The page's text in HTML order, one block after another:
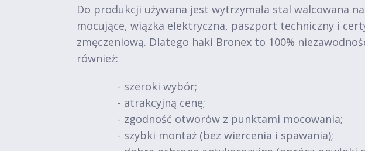
Do produkcji używana jest wytrzymała stal walcowana
mocujące, wiązka elektryczna, paszport techniczny i
zmęczeniową. Dlatego haki Bronex to 100%
również:
- szeroki wybór;
- atrakcyjną cenę;
- zgodność otworów z punktami mocowania;
- szybki montaż (bez wiercenia i spawania);